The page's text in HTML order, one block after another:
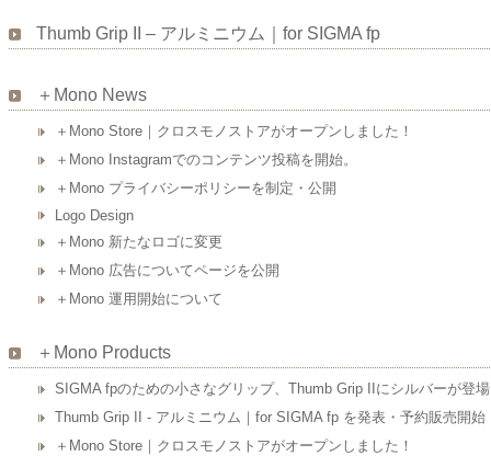
Thumb Grip II – アルミニウム｜for SIGMA fp
＋Mono News
＋Mono Store｜クロスモノストアがオープンしました！
＋Mono Instagramでのコンテンツ投稿を開始。
＋Mono プライバシーポリシーを制定・公開
Logo Design
＋Mono 新たなロゴに変更
＋Mono 広告についてページを公開
＋Mono 運用開始について
＋Mono Products
SIGMA fpのための小さなグリップ、Thumb Grip IIにシルバーが登
Thumb Grip II - アルミニウム｜for SIGMA fp を発表・予約販売開始
＋Mono Store｜クロスモノストアがオープンしました！